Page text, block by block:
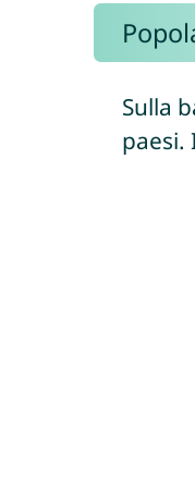
Sulla
paesi.